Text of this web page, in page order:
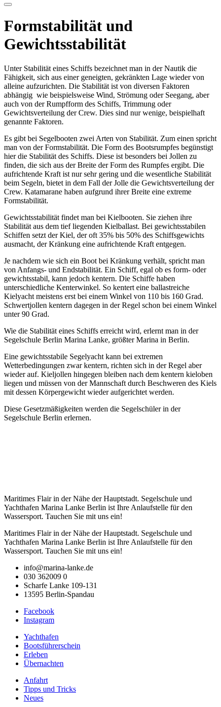
Formstabilität und
Gewichtsstabilität
Unter Stabilität eines Schiffs bezeichnet man in der Nautik die
Fähigkeit, sich aus einer geneigten, gekränkten Lage wieder von
alleine aufzurichten. Die Stabilität ist von diversen Faktoren
abhängig wie beispielsweise Wind, Strömung oder Seegang, aber
auch von der Rumpfform des Schiffs, Trimmung oder
Gewichtsverteilung der Crew. Dies sind nur wenige, beispielhaft
genannte Faktoren.
Es gibt bei Segelbooten zwei Arten von Stabilität. Zum einen spricht
man von der Formstabilität. Die Form des Bootsrumpfes begünstigt
hier die Stabilität des Schiffs. Diese ist besonders bei Jollen zu
finden, die sich aus der Breite der Form des Rumpfes ergibt. Die
aufrichtende Kraft ist nur sehr gering und die wesentliche Stabilität
beim Segeln, bietet in dem Fall der Jolle die Gewichtsverteilung der
Crew. Katamarane haben aufgrund ihrer Breite eine extreme
Formstabilität.
Gewichtsstabilität findet man bei Kielbooten. Sie ziehen ihre
Stabilität aus dem tief liegenden Kielballast. Bei gewichtsstabilen
Schiffen setzt der Kiel, der oft 35% bis 50% des Schiffsgewichts
ausmacht, der Kränkung eine aufrichtende Kraft entgegen.
Je nachdem wie sich ein Boot bei Kränkung verhält, spricht man
von Anfangs- und Endstabilität. Ein Schiff, egal ob es form- oder
gewichtsstabil, kann jedoch kentern. Die Schiffe haben
unterschiedliche Kenterwinkel. So kentert eine ballastreiche
Kielyacht meistens erst bei einem Winkel von 110 bis 160 Grad.
Schwertjollen kentern dagegen in der Regel schon bei einem Winkel
unter 90 Grad.
Wie die Stabilität eines Schiffs erreicht wird, erlernt man in der
Segelschule Berlin Marina Lanke, größter Marina in Berlin.
Eine gewichtsstabile Segelyacht kann bei extremen
Wetterbedingungen zwar kentern, richten sich in der Regel aber
wieder auf. Kieljollen hingegen bleiben nach dem kentern kieloben
liegen und müssen von der Mannschaft durch Beschweren des Kiels
mit dessen Körpergewicht wieder aufgerichtet werden.
Diese Gesetzmäßigkeiten werden die Segelschüler in der
Segelschule Berlin erlernen.
Maritimes Flair in der Nähe der Hauptstadt. Segelschule und
Yachthafen Marina Lanke Berlin ist Ihre Anlaufstelle für den
Wassersport. Tauchen Sie mit uns ein!
Maritimes Flair in der Nähe der Hauptstadt. Segelschule und
Yachthafen Marina Lanke Berlin ist Ihre Anlaufstelle für den
Wassersport. Tauchen Sie mit uns ein!
info@marina-lanke.de
030 362009 0
Scharfe Lanke 109-131
13595 Berlin-Spandau
Facebook
Instagram
Yachthafen
Bootsführerschein
Erleben
Übernachten
Anfahrt
Tipps und Tricks
Neues